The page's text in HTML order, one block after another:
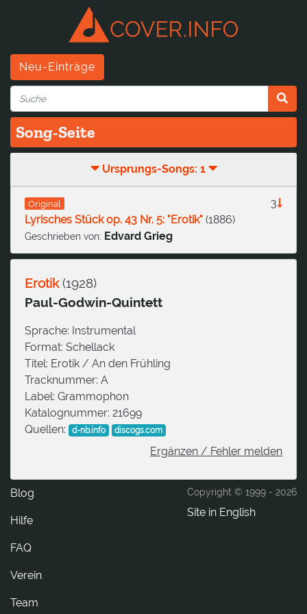
Neu-Einträge
Song-Seite
Ursprungs-Songs: 1
Original
3
Lyrisches Stück op. 43 Nr. 5: "Erotik" (1886)
Geschrieben von: Edvard Grieg
Erotik(1928)
Paul-Godwin-Quintett
Sprache: Instrumental
Format: Schellack
Titel: Erotik / An den Frühling
Tracknummer: A
Label: Grammophon
Katalognummer: 21699
Quellen:
d-nb.info discogs.com
Ergänzen / Fehler melden
Copyright © 1999 - 2026
Site in English
Blog
Hilfe
FAQ
Verein
Team